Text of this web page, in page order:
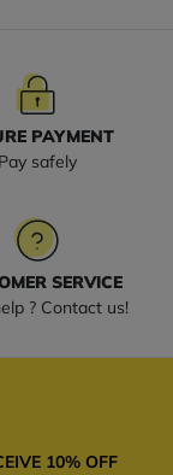
PAYMENT
Pay safely
SERVICE
? Contact us!
10% OFF